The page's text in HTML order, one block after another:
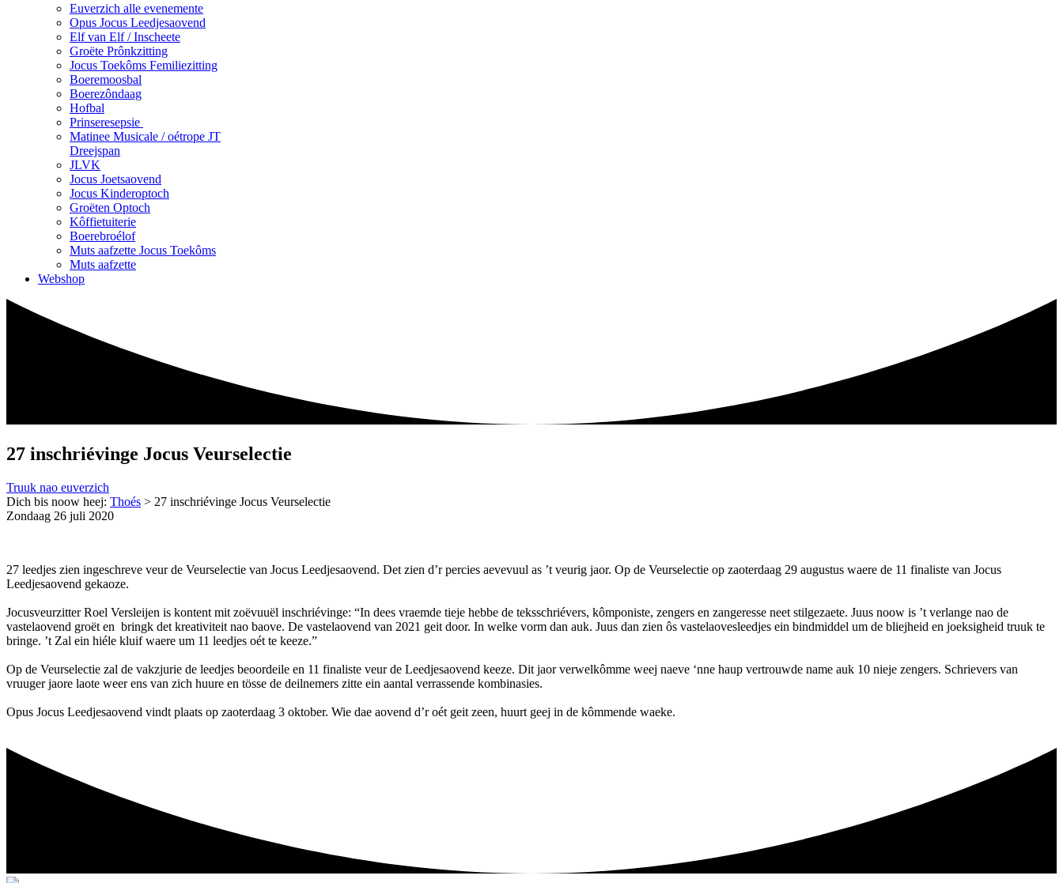
Euverzich alle evenemente
Opus Jocus Leedjesaovend
Elf van Elf / Inscheete
Groëte Prônkzitting
Jocus Toekôms Femiliezitting
Boeremoosbal
Boerezôndaag
Hofbal
Prinseresepsie
Matinee Musicale / oétrope JT
Dreejspan
JLVK
Jocus Joetsaovend
Jocus Kinderoptoch
Groëten Optoch
Kôffietuiterie
Boerebroélof
Muts aafzette Jocus Toekôms
Muts aafzette
Webshop
27 inschriévinge Jocus Veurselectie
Truuk nao euverzich
Dich bis noow heej: Thoés > 27 inschriévinge Jocus Veurselectie
Zondaag 26 juli 2020
27 leedjes zien ingeschreve veur de Veurselectie van Jocus Leedjesaovend. Det zien d’r percies aevevuul as ’t veurig jaor. Op de Veurselectie op zaoterdaag 29 augustus waere de 11 finaliste van Jocus
Leedjesaovend gekaoze.
Jocusveurzitter Roel Versleijen is kontent mit zoëvuuël inschriévinge: “In dees vraemde tieje hebbe de teksschriévers, kômponiste, zengers en zangeresse neet stilgezaete. Juus noow is ’t verlange nao de
vastelaovend groët en bringk det kreativiteit nao baove. De vastelaovend van 2021 geit door. In welke vorm dan auk. Juus dan zien ôs vastelaovesleedjes ein bindmiddel um de bliejheid en joeksigheid truuk te
bringe. ’t Zal ein hiéle kluif waere um 11 leedjes oét te keeze.”
Op de Veurselectie zal de vakzjurie de leedjes beoordeile en 11 finaliste veur de Leedjesaovend keeze. Dit jaor verwelkômme weej naeve ‘nne haup vertrouwde name auk 10 nieje zengers. Schrievers van
vruuger jaore laote weer ens van zich huure en tösse de deilnemers zitte ein aantal verrassende kombinasies.
Opus Jocus Leedjesaovend vindt plaats op zaoterdaag 3 oktober. Wie dae aovend d’r oét geit zeen, huurt geej in de kômmende waeke.